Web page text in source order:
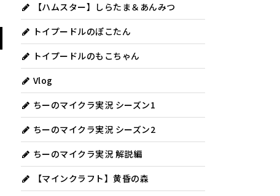
【ハムスター】しらたま＆あんみつ
トイプードルのぽこたん
トイプードルのもこちゃん
Vlog
ちーのマイクラ実況 シーズン1
ちーのマイクラ実況 シーズン2
ちーのマイクラ実況 解説編
【マインクラフト】黄昏の森